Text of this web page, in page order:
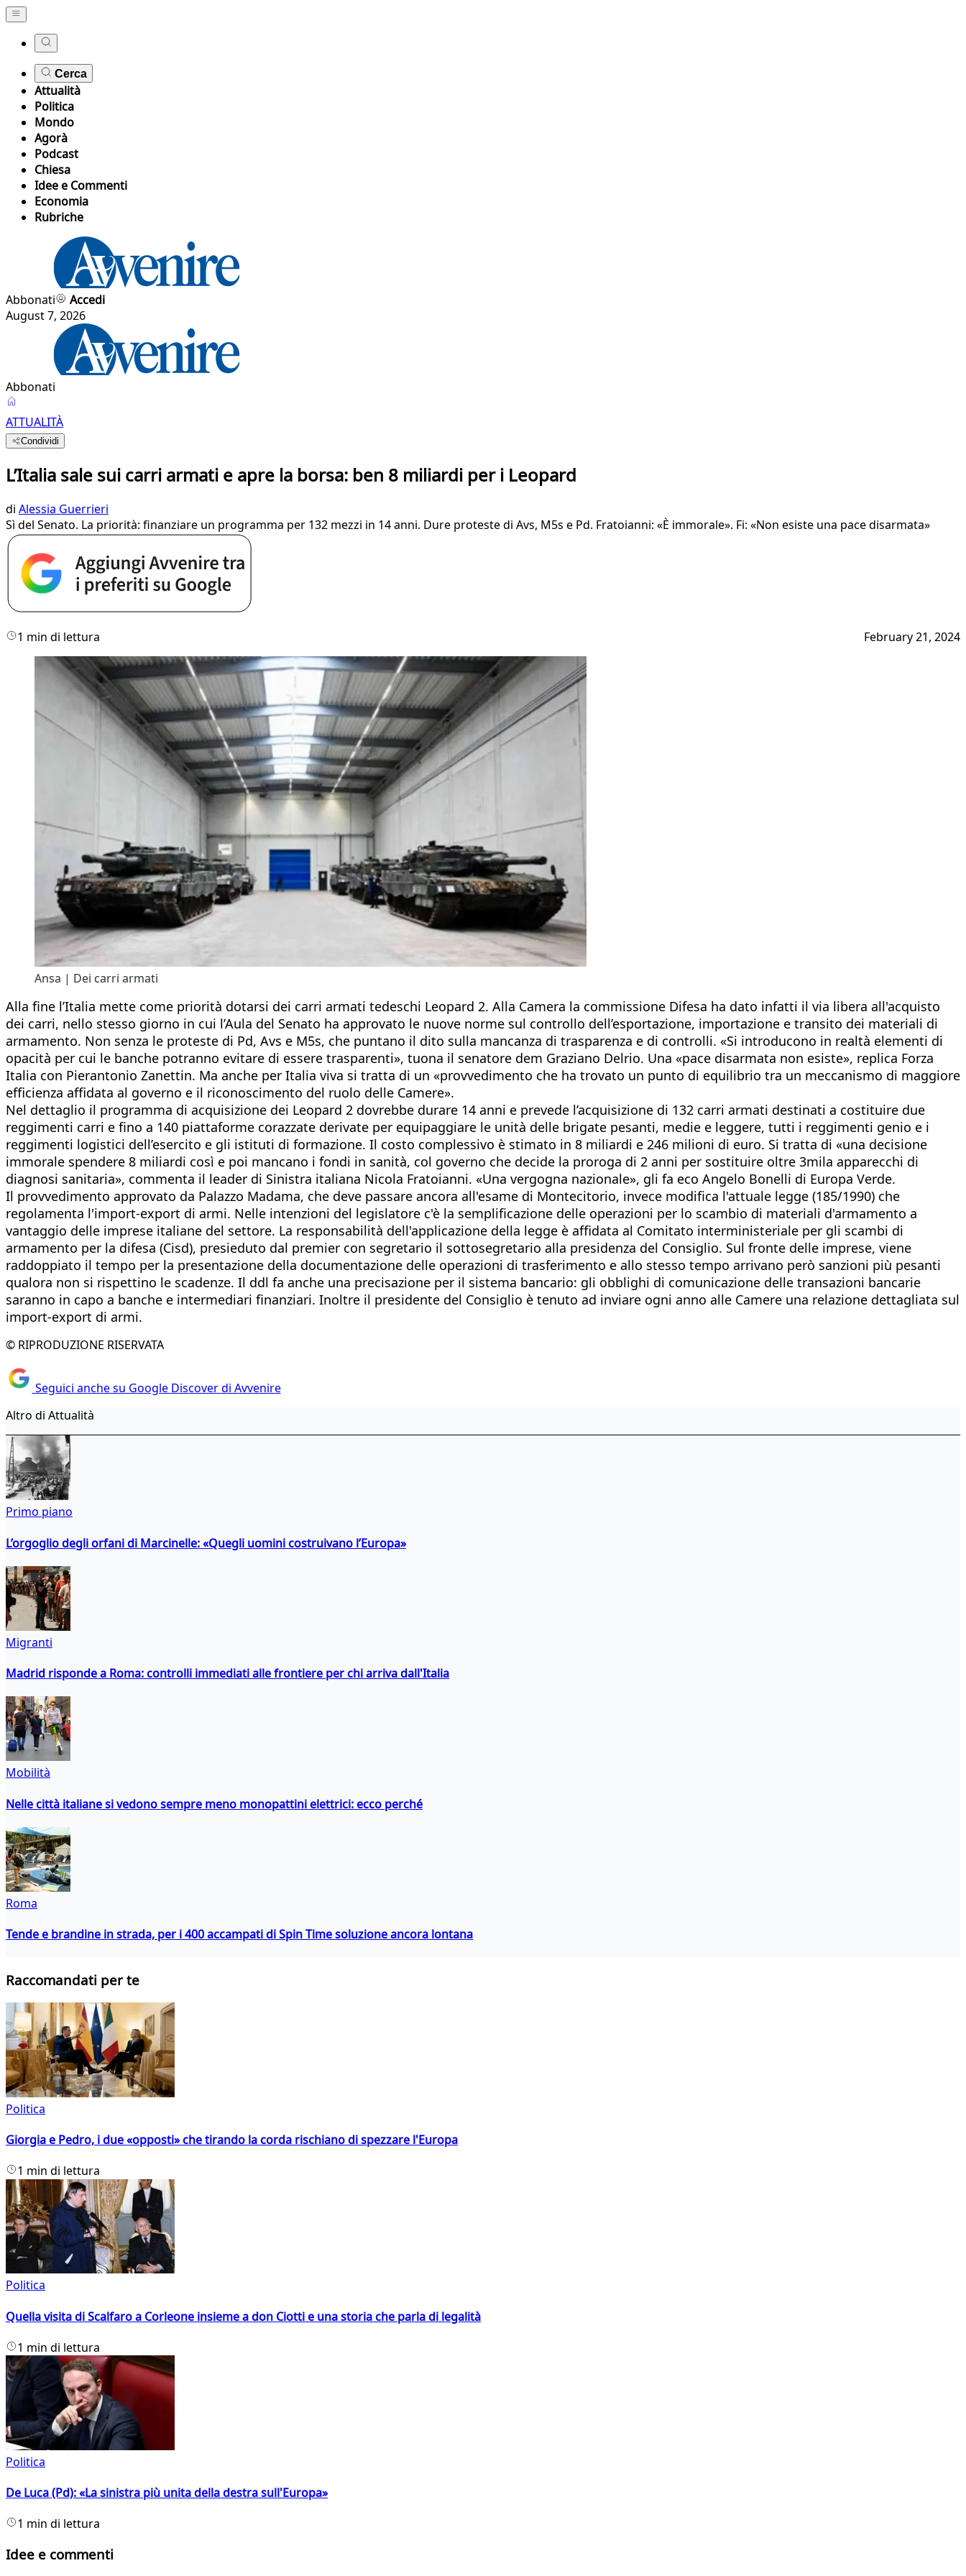
Cerca
Attualità
Politica
Mondo
Agorà
Podcast
Chiesa
Idee e Commenti
Economia
Rubriche
Abbonati
Accedi
August 7, 2026
Abbonati
ATTUALITÀ
Condividi
L’Italia sale sui carri armati e apre la borsa: ben 8 miliardi per i Leopard
di Alessia Guerrieri
Sì del Senato. La priorità: finanziare un programma per 132 mezzi in 14 anni. Dure proteste di Avs, M5s e Pd. Fratoianni: «È immorale». Fi: «Non esiste una pace disarmata»
1 min di lettura February 21, 2024
Ansa | Dei carri armati
Alla fine l’Italia mette come priorità dotarsi dei carri armati tedeschi Leopard 2. Alla Camera la commissione Difesa ha dato infatti il via libera all'acquisto
dei carri, nello stesso giorno in cui l’Aula del Senato ha approvato le nuove norme sul controllo dell’esportazione, importazione e transito dei materiali di
armamento. Non senza le proteste di Pd, Avs e M5s, che puntano il dito sulla mancanza di trasparenza e di controlli. «Si introducono in realtà elementi di
opacità per cui le banche potranno evitare di essere trasparenti», tuona il senatore dem Graziano Delrio. Una «pace disarmata non esiste», replica Forza
Italia con Pierantonio Zanettin. Ma anche per Italia viva si tratta di un «provvedimento che ha trovato un punto di equilibrio tra un meccanismo di maggiore
efficienza affidata al governo e il riconoscimento del ruolo delle Camere».
Nel dettaglio il programma di acquisizione dei Leopard 2 dovrebbe durare 14 anni e prevede l’acquisizione di 132 carri armati destinati a costituire due
reggimenti carri e fino a 140 piattaforme corazzate derivate per equipaggiare le unità delle brigate pesanti, medie e leggere, tutti i reggimenti genio e i
reggimenti logistici dell’esercito e gli istituti di formazione. Il costo complessivo è stimato in 8 miliardi e 246 milioni di euro. Si tratta di «una decisione
immorale spendere 8 miliardi così e poi mancano i fondi in sanità, col governo che decide la proroga di 2 anni per sostituire oltre 3mila apparecchi di
diagnosi sanitaria», commenta il leader di Sinistra italiana Nicola Fratoianni. «Una vergogna nazionale», gli fa eco Angelo Bonelli di Europa Verde.
Il provvedimento approvato da Palazzo Madama, che deve passare ancora all'esame di Montecitorio, invece modifica l'attuale legge (185/1990) che
regolamenta l'import-export di armi. Nelle intenzioni del legislatore c'è la semplificazione delle operazioni per lo scambio di materiali d'armamento a
vantaggio delle imprese italiane del settore. La responsabilità dell'applicazione della legge è affidata al Comitato interministeriale per gli scambi di
armamento per la difesa (Cisd), presieduto dal premier con segretario il sottosegretario alla presidenza del Consiglio. Sul fronte delle imprese, viene
raddoppiato il tempo per la presentazione della documentazione delle operazioni di trasferimento e allo stesso tempo arrivano però sanzioni più pesanti
qualora non si rispettino le scadenze. Il ddl fa anche una precisazione per il sistema bancario: gli obblighi di comunicazione delle transazioni bancarie
saranno in capo a banche e intermediari finanziari. Inoltre il presidente del Consiglio è tenuto ad inviare ogni anno alle Camere una relazione dettagliata sul
import-export di armi.
© RIPRODUZIONE RISERVATA
Seguici anche su Google Discover di Avvenire
Altro di Attualità
Primo piano
L’orgoglio degli orfani di Marcinelle: «Quegli uomini costruivano l’Europa»
Migranti
Madrid risponde a Roma: controlli immediati alle frontiere per chi arriva dall'Italia
Mobilità
Nelle città italiane si vedono sempre meno monopattini elettrici: ecco perché
Roma
Tende e brandine in strada, per i 400 accampati di Spin Time soluzione ancora lontana
Raccomandati per te
Politica
Giorgia e Pedro, i due «opposti» che tirando la corda rischiano di spezzare l'Europa
1 min di lettura
Politica
Quella visita di Scalfaro a Corleone insieme a don Ciotti e una storia che parla di legalità
1 min di lettura
Politica
De Luca (Pd): «La sinistra più unita della destra sull'Europa»
1 min di lettura
Idee e commenti